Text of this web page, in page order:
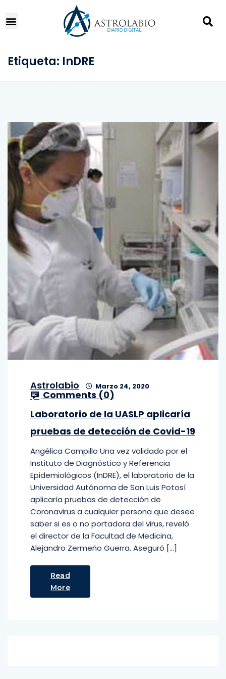
Etiqueta: InDRE
Astrolabio Marzo 24, 2020
Comments (0)
Laboratorio de la UASLP aplicaría
pruebas de detección de Covid-19
Angélica Campillo Una vez validado por el
Instituto de Diagnóstico y Referencia
Epidemiológicos (InDRE), el laboratorio de la
Universidad Autónoma de San Luis Potosí
aplicaría pruebas de detección de
Coronavirus a cualquier persona que desee
saber si es o no portadora del virus, reveló
el director de la Facultad de Medicina,
Alejandro Zermeño Guerra. Aseguró […]
Read
More